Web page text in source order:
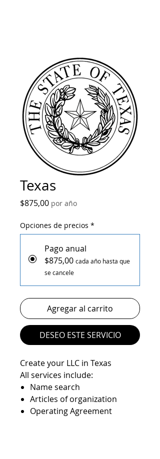
Texas
$875,00Precio
por año
Opciones de precios *
Pago anual
$875,00 cada año hasta que
se cancele
Agregar al carrito
DESEO ESTE SERVICIO
Create your LLC in Texas
All services include:
Name search
Articles of organization
Operating Agreement